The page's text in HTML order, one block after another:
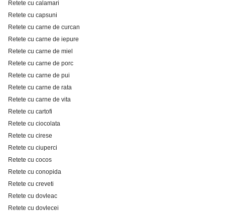
Retete cu calamari
Retete cu capsuni
Retete cu carne de curcan
Retete cu carne de iepure
Retete cu carne de miel
Retete cu carne de porc
Retete cu carne de pui
Retete cu carne de rata
Retete cu carne de vita
Retete cu cartofi
Retete cu ciocolata
Retete cu cirese
Retete cu ciuperci
Retete cu cocos
Retete cu conopida
Retete cu creveti
Retete cu dovleac
Retete cu dovlecei